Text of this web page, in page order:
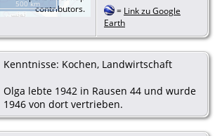
contributors.
500 km
= Link zu Google
Earth
Kenntnisse: Kochen, Landwirtschaft
Olga lebte 1942 in Rausen 44 und wurde
1946 von dort vertrieben.